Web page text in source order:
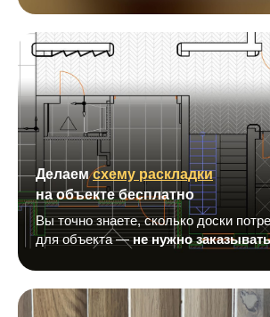
Делаемсхему раскладки
на объекте бесплатно
Вы точно знаете, сколько доски
для объекта —не нужно